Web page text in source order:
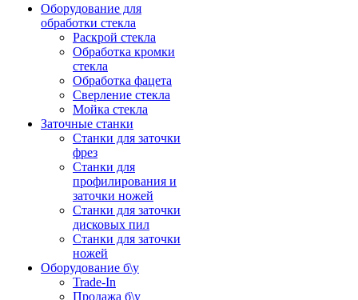
Оборудование для
обработки стекла
Раскрой стекла
Обработка кромки
стекла
Обработка фацета
Сверление стекла
Мойка стекла
Заточные станки
Станки для заточки
фрез
Станки для
профилирования и
заточки ножей
Станки для заточки
дисковых пил
Станки для заточки
ножей
Оборудование б\у
Trade-In
Продажа б\у